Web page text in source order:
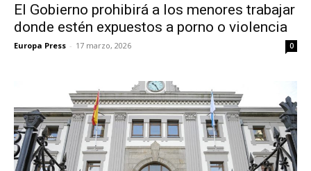
El Gobierno prohibirá a los menores trabajar
donde estén expuestos a porno o violencia
Europa Press - 17 marzo, 2026 0